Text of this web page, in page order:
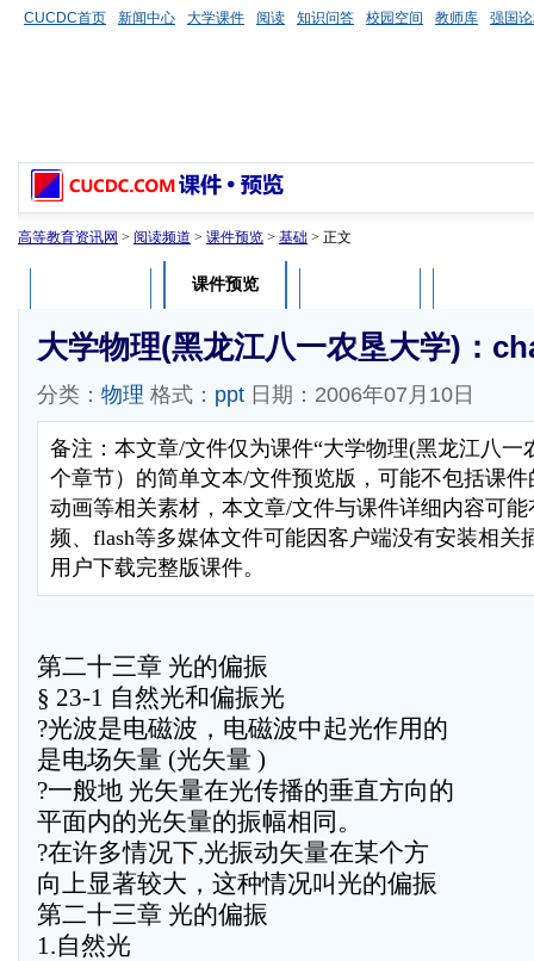
CUCDC首页 新闻中心 大学课件 阅读 知识问答 校园空间 教师库 强国
高等教育资讯网 > 阅读频道 > 课件预览 > 基础 > 正文
课件预览
大学物理(黑龙江八一农垦大学)：
分类： 物理 格式： ppt 日期：2006年07月10日
备注：本文章/文件仅为课件“大学物理(黑龙江八一
个章节）的简单文本/文件预览版，可能不包括课
动画等相关素材，本文章/文件与课件详细内容可
频、flash等多媒体文件可能因客户端没有安装相关
用户下载完整版课件。
第二十三章 光的偏振
§ 23-1 自然光和偏振光
?光波是电磁波，电磁波中起光作用的
是电场矢量 (光矢量 )
?一般地 光矢量在光传播的垂直方向的
平面内的光矢量的振幅相同。
?在许多情况下,光振动矢量在某个方
向上显著较大，这种情况叫光的偏振
第二十三章 光的偏振
1.自然光